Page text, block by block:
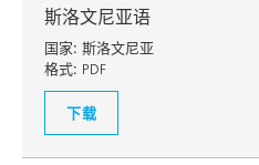
斯洛文尼亚语
国家: 斯洛文尼亚
格式: PDF
下载